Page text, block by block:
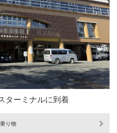
ターミナルに到着
乗り物